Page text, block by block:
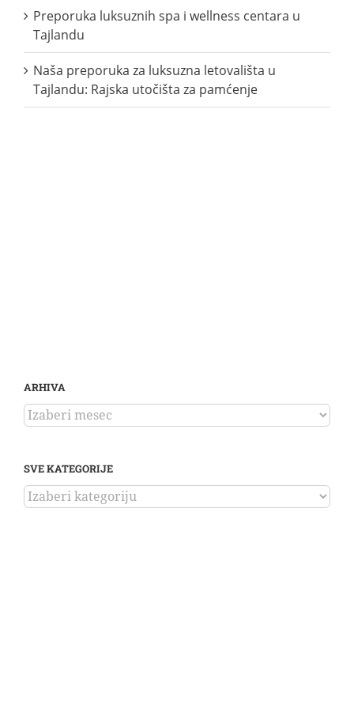
Preporuka luksuznih spa i wellness centara u
Tajlandu
Naša preporuka za luksuzna letovališta u
Tajlandu: Rajska utočišta za pamćenje
ARHIVA
ARHIVA
SVE KATEGORIJE
SVE
KATEGORIJE